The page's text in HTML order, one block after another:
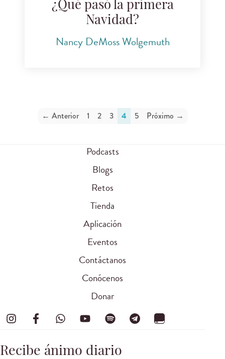
¿Qué pasó la primera
Navidad?
Nancy DeMoss Wolgemuth
← Anterior 1 2 3 4 5 Próximo →
Podcasts
Blogs
Retos
Tienda
Aplicación
Eventos
Contáctanos
Conócenos
Donar
Recibe ánimo diario